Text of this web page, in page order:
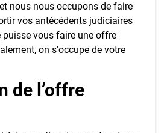
nous nous occupons de faire
vos antécédents judiciaires
puisse vous faire une offre
on s'occupe de votre
de l’offre